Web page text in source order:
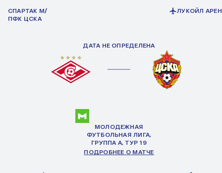
СПАРТАК М/
ПФК ЦСКА
ЛУКОЙЛ
ДАТА НЕ ОПРЕДЕЛЕНА
МОЛОДЕЖНАЯ
ФУТБОЛЬНАЯ ЛИГА,
ГРУППА А, ТУР 19
ПОДРОБНЕЕ О МАТЧЕ